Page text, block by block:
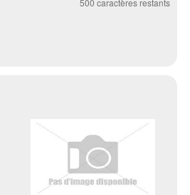
500 caractères restants